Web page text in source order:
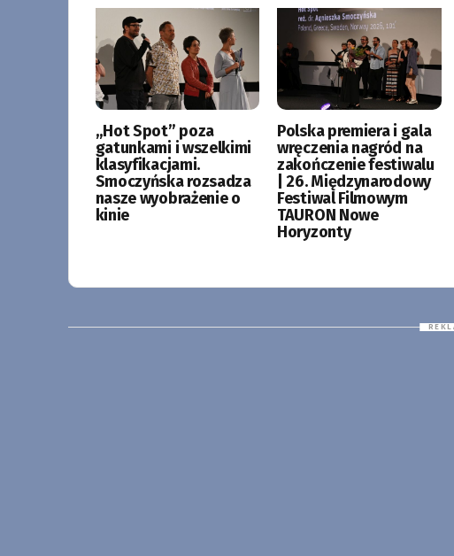
„Hot Spot” poza
gatunkami i wszelkimi
klasyfikacjami.
Smoczyńska rozsadza
nasze wyobrażenie o
kinie
Polska premiera i gala
wręczenia nagród na
zakończenie festiwalu
| 26. Międzynarodowy
Festiwal Filmowym
TAURON Nowe
Horyzonty